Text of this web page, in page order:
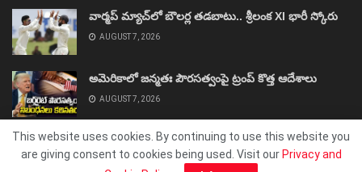
వార్మప్‌ మ్యాచ్‌లో బౌలర్ల తడబాటు.. శ్రీలంక XI భారీ స్కోరు
AUGUST 7, 2026
అమెరికాలో జన్మతః పౌరసత్వంపై ట్రంప్‌ కొత్త ఆదేశాలు
AUGUST 7, 2026
This website uses cookies. By continuing to use this website you
are giving consent to cookies being used. Visit our Privacy and